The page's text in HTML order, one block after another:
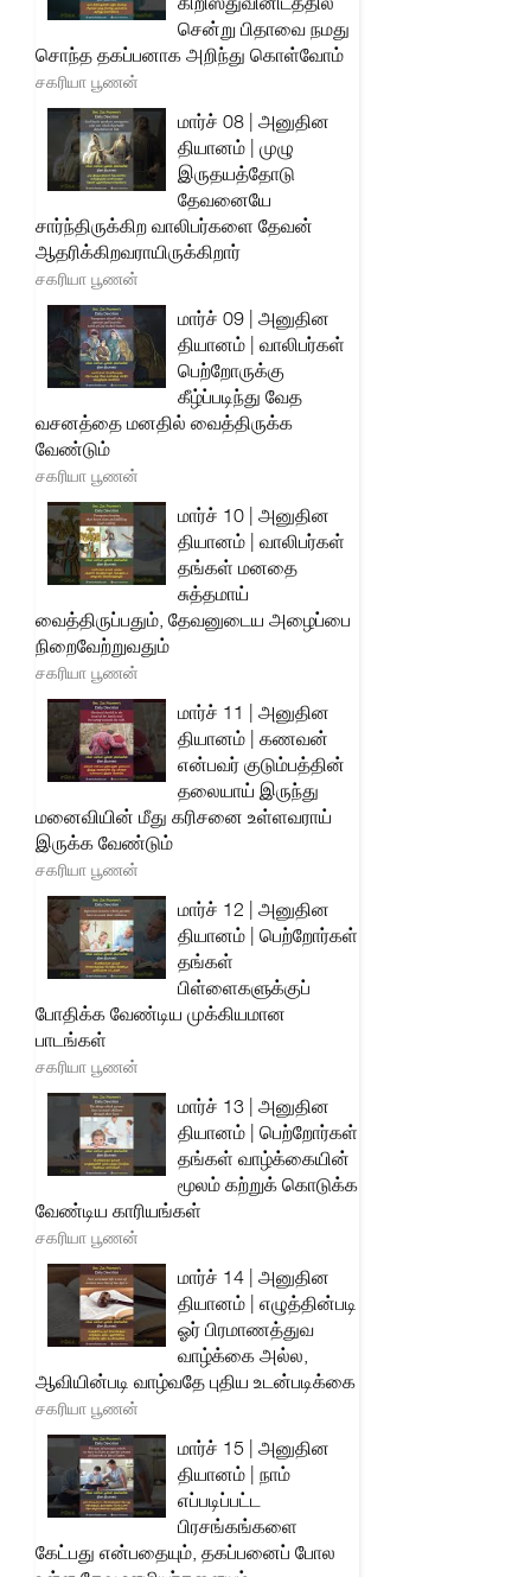
சென்று பிதாவை நமது
சொந்த தகப்பனாக அறிந்து கொள்வோம்
சகரியா பூணன்
மார்ச் 08 | அனுதின
தியானம் | முழு
இருதயத்தோடு
தேவனையே
சார்ந்திருக்கிற வாலிபர்களை தேவன்
ஆதரிக்கிறவராயிருக்கிறார்
சகரியா பூணன்
மார்ச் 09 | அனுதின
தியானம் | வாலிபர்கள்
பெற்றோருக்கு
கீழ்ப்படிந்து வேத
வசனத்தை மனதில் வைத்திருக்க
வேண்டும்
சகரியா பூணன்
மார்ச் 10 | அனுதின
தியானம் | வாலிபர்கள்
தங்கள் மனதை
சுத்தமாய்
வைத்திருப்பதும், தேவனுடைய அழைப்பை
நிறைவேற்றுவதும்
சகரியா பூணன்
மார்ச் 11 | அனுதின
தியானம் | கணவன்
என்பவர் குடும்பத்தின்
தலையாய் இருந்து
மனைவியின் மீது கரிசனை உள்ளவராய்
இருக்க வேண்டும்
சகரியா பூணன்
மார்ச் 12 | அனுதின
தியானம் | பெற்றோர்கள்
தங்கள்
பிள்ளைகளுக்குப்
போதிக்க வேண்டிய முக்கியமான
பாடங்கள்
சகரியா பூணன்
மார்ச் 13 | அனுதின
தியானம் | பெற்றோர்கள்
தங்கள் வாழ்க்கையின்
மூலம் கற்றுக் கொடுக்க
வேண்டிய காரியங்கள்
சகரியா பூணன்
மார்ச் 14 | அனுதின
தியானம் | எழுத்தின்படி
ஓர் பிரமாணத்துவ
வாழ்க்கை அல்ல,
ஆவியின்படி வாழ்வதே புதிய உடன்படிக்கை
சகரியா பூணன்
மார்ச் 15 | அனுதின
தியானம் | நாம்
எப்படிப்பட்ட
பிரசங்கங்களை
கேட்பது என்பதையும், தகப்பனைப் போல